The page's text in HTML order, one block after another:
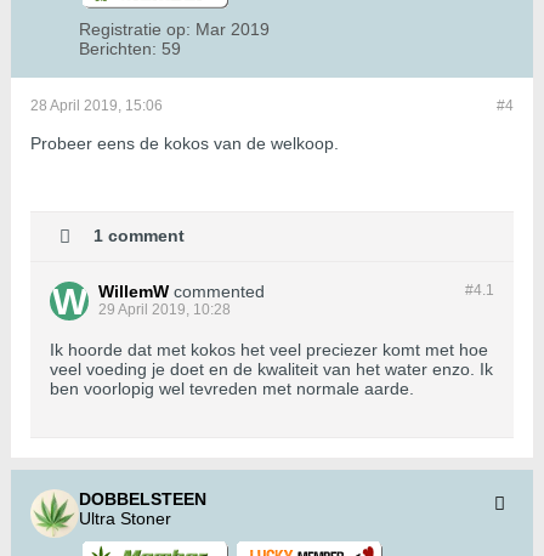
Registratie op: Mar 2019
Berichten: 59
#4
28 April 2019, 15:06
Probeer eens de kokos van de welkoop.
1 comment
#4.1
WillemW commented
29 April 2019, 10:28
Ik hoorde dat met kokos het veel preciezer komt met hoe
veel voeding je doet en de kwaliteit van het water enzo. Ik
ben voorlopig wel tevreden met normale aarde.
DOBBELSTEEN
Ultra Stoner